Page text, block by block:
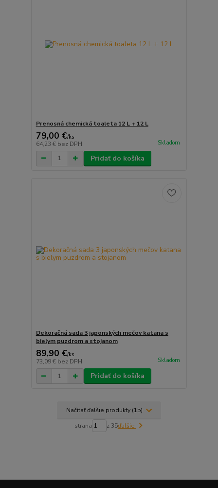
Prenosná chemická toaleta 12 L + 12 L
79,00 €/ks
64,23 € bez DPH Skladom
Pridať do košíka
Dekoračná sada 3 japonských mečov katana s
bielym puzdrom a stojanom
89,90 €/ks
73,09 € bez DPH Skladom
Pridať do košíka
Načítať ďalšie produkty (15)
strana z 35ďalšie